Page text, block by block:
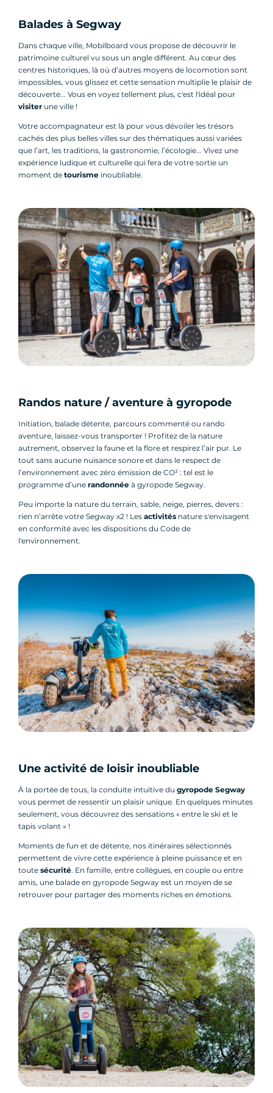
Balades à Segway
Dans chaque ville, Mobilboard vous propose de découvrir le
patrimoine culturel vu sous un angle différent. Au cœur des
centres historiques, là où d’autres moyens de locomotion sont
impossibles, vous glissez et cette sensation multiplie le plaisir de
découverte... Vous en voyez tellement plus, c'est l'idéal pour
visiter une ville !
Votre accompagnateur est là pour vous dévoiler les trésors
cachés des plus belles villes sur des thématiques aussi variées
que l’art, les traditions, la gastronomie, l’écologie... Vivez une
expérience ludique et culturelle qui fera de votre sortie un
moment de tourisme inoubliable.
Randos nature / aventure à gyropode
Initiation, balade détente, parcours commenté ou rando
aventure, laissez-vous transporter ! Profitez de la nature
autrement, observez la faune et la flore et respirez l’air pur. Le
tout sans aucune nuisance sonore et dans le respect de
l’environnement avec zéro émission de CO² : tel est le
programme d’une randonnée à gyropode Segway.
Peu importe la nature du terrain, sable, neige, pierres, devers :
rien n’arrête votre Segway x2 ! Les activités nature s'envisagent
en conformité avec les dispositions du Code de
l'environnement.
Une activité de loisir inoubliable
À la portée de tous, la conduite intuitive du gyropode Segway
vous permet de ressentir un plaisir unique. En quelques minutes
seulement, vous découvrez des sensations « entre le ski et le
tapis volant » !
Moments de fun et de détente, nos itinéraires sélectionnés
permettent de vivre cette expérience à pleine puissance et en
toute sécurité. En famille, entre collègues, en couple ou entre
amis, une balade en gyropode Segway est un moyen de se
retrouver pour partager des moments riches en émotions.